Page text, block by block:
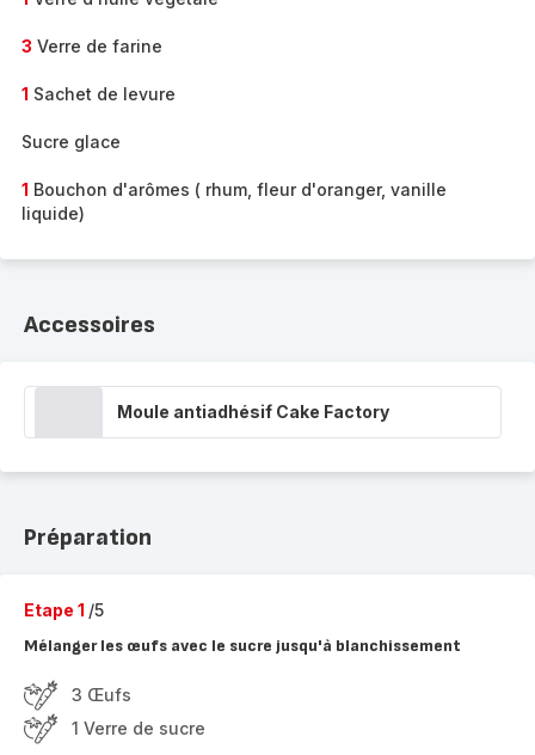
3 Verre de farine
1 Sachet de levure
Sucre glace
1 Bouchon d'arômes ( rhum, fleur d'oranger, vanille
liquide)
Accessoires
Moule antiadhésif Cake Factory
Préparation
Etape 1 /5
Mélanger les œufs avec le sucre jusqu'à blanchissement
3 Œufs
1 Verre de sucre